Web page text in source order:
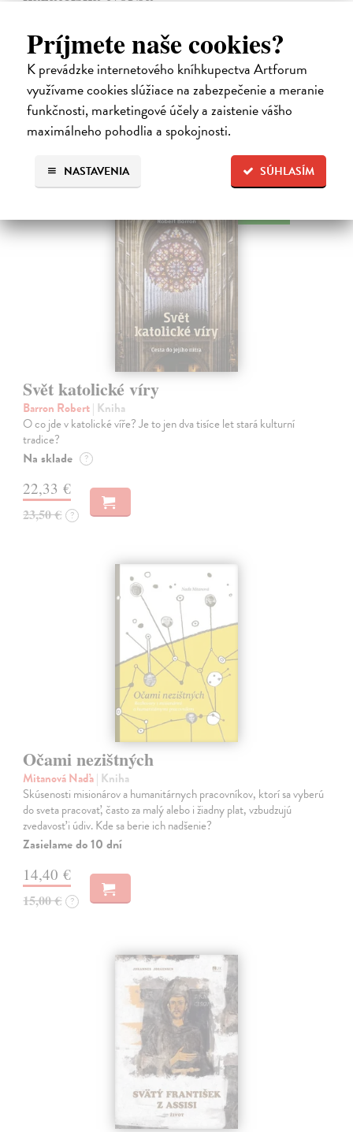
Príjmete naše cookies?
K prevádzke internetového kníhkupectva Artforum
využívame cookies slúžiace na zabezpečenie a meranie
funkčnosti, marketingové účely a zaistenie vášho
maximálneho pohodlia a spokojnosti.
SÚHLASÍM
NASTAVENIA
františkánskeho príspevku k našej kultúre. Františkán Dominik
Mokoš patril medzi najplodnejších a najpozoruhodnejších slovenských
autorov homiletickej…
Zasielame do 14 dní
18,00 €
Svět katolické víry
Barron Robert| Kniha
O co jde v katolické víře? Je to jen dva tisíce let stará kulturní
tradice?
Na sklade ?
22,33 €
23,50 € ?
Očami nezištných
Mitanová Naďa| Kniha
Skúsenosti misionárov a humanitárnych pracovníkov, ktorí sa vyberú
do sveta pracovať, často za malý alebo i žiadny plat, vzbudzujú
zvedavosť i údiv. Kde sa berie ich nadšenie?
Zasielame do 10 dní
14,40 €
15,00 € ?